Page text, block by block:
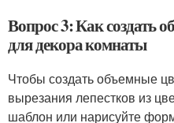
Вопрос 3: Как создать
для декора комнаты
Чтобы создать объемные
вырезания лепестков из
шаблон или нарисуйте